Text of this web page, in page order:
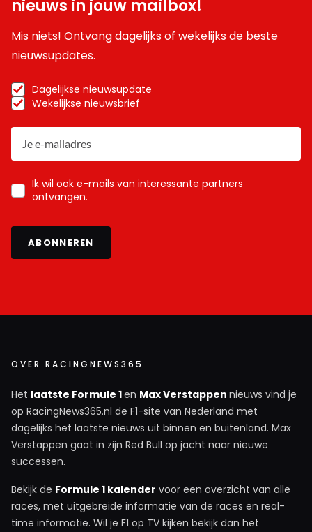
nieuws in jouw mailbox!
Mis niets! Ontvang dagelijks of wekelijks de beste
nieuwsupdates.
Dagelijkse nieuwsupdate
Wekelijkse nieuwsbrief
Ik wil ook e-mails van interessante partners
ontvangen.
ABONNEREN
OVER RACINGNEWS365
Het laatste Formule 1en Max Verstappen nieuws vind je
op RacingNews365.nl de F1-site van Nederland met
dagelijks het laatste nieuws uit binnen en buitenland. Max
Verstappen gaat in zijn Red Bull op jacht naar nieuwe
successen.
Bekijk de Formule 1 kalender voor een overzicht van alle
races, met uitgebreide informatie van de races en real-
time informatie. Wil je F1 op TV kijken bekijk dan het